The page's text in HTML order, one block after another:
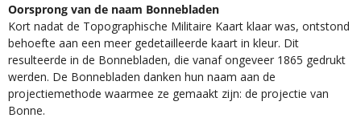
Oorsprong van de naam Bonnebladen
Kort nadat de Topographische Militaire Kaart klaar was, ontstond
behoefte aan een meer gedetailleerde kaart in kleur. Dit
resulteerde in de Bonnebladen, die vanaf ongeveer 1865 gedrukt
werden. De Bonnebladen danken hun naam aan de
projectiemethode waarmee ze gemaakt zijn: de projectie van
Bonne.